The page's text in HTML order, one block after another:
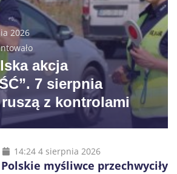
2026
akcja
7 sierpnia
z kontrolami
14:24 4 sierpnia 2026
Polskie myśliwce przechwyciły